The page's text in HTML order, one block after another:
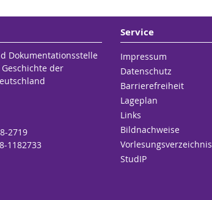
Dokumentationsstelle
der
2719
1182733
Service
Impressum
Datenschutz
Barrierefreiheit
Lageplan
Links
Bildnachweise
Vorlesungsverzeichnis
StudIP